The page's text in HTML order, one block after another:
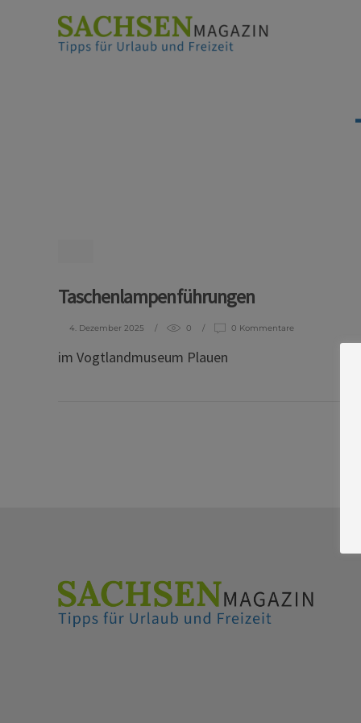
Taschenlampenführungen
4. Dezember 2025 0 0 Kommentare
im Vogtlandmuseum Plauen